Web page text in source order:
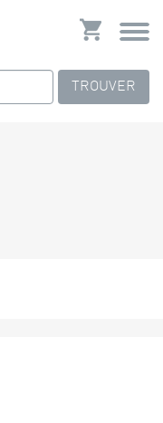
TROUVER